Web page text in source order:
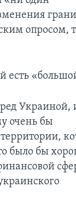
опросом,
есть
Украиной,
очень бы
было бы